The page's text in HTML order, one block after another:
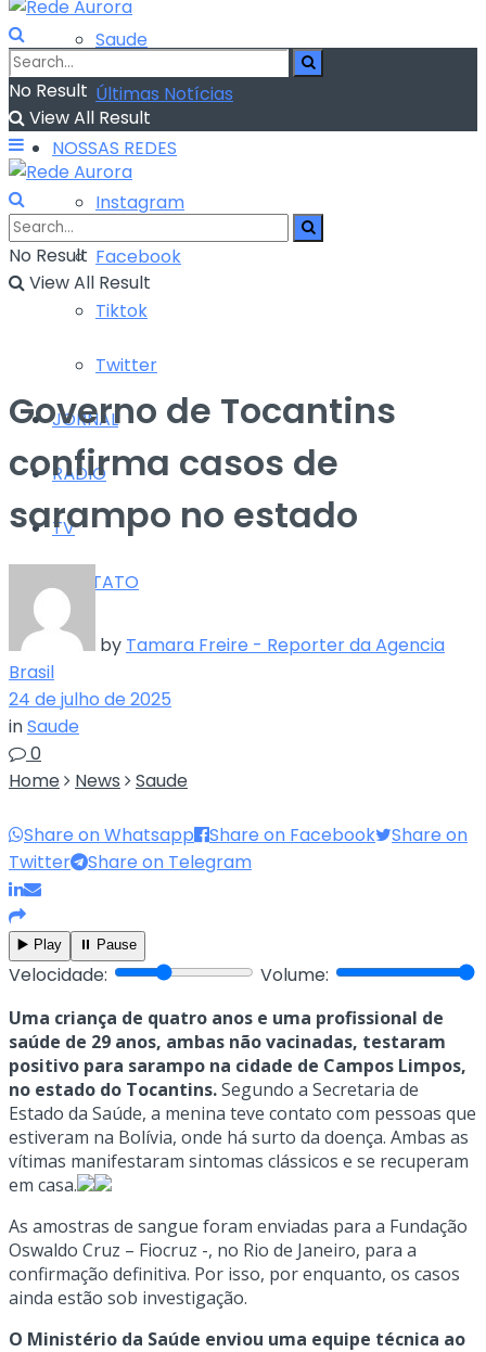
Saude
Últimas Notícias
NOSSAS REDES
Instagram
Facebook
Tiktok
Twitter
JORNAL
RÁDIO
TV
CONTATO
No Result
View All Result
No Result
View All Result
Governo de Tocantins
confirma casos de
sarampo no estado
by Tamara Freire - Reporter da Agencia
Brasil
24 de julho de 2025
inSaude
0
Home
News Saude
Share on Whatsapp Share on Facebook
Share on
Twitter
Share on Telegram
▶️ Play ⏸️ Pause
Velocidade: Volume:
Uma criança de quatro anos e uma profissional de
saúde de 29 anos, ambas não vacinadas, testaram
positivo para sarampo na cidade de Campos Limpos,
no estado do Tocantins.Segundo a Secretaria de
Estado da Saúde, a menina teve contato com pessoas que
estiveram na Bolívia, onde há surto da doença. Ambas as
vítimas manifestaram sintomas clássicos e se recuperam
em casa.
As amostras de sangue foram enviadas para a Fundação
Oswaldo Cruz – Fiocruz -, no Rio de Janeiro, para a
confirmação definitiva. Por isso, por enquanto, os casos
ainda estão sob investigação.
O Ministério da Saúde enviou uma equipe técnica ao